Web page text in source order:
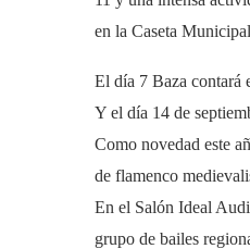
en la Caseta
El día 7 Baza contará
Y el día 14 de
Como novedad este
de flamenco
En el Salón Ideal
grupo de bailes